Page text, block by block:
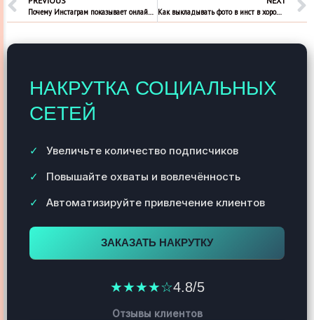
Почему Инстаграм показывает онлайн, когда не пользуешься? Как выкладывать фото в инст в хорошем качестве?
НАКРУТКА СОЦИАЛЬНЫХ
СЕТЕЙ
Увеличьте количество подписчиков
Повышайте охваты и вовлечённость
Автоматизируйте привлечение клиентов
ЗАКАЗАТЬ НАКРУТКУ
★★★★☆4.8/5
Отзывы клиентов